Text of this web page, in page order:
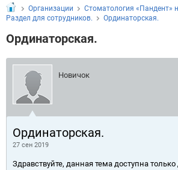
Организации Стоматология «Пандент»
Раздел для сотрудников.
Ординаторская.
Ординаторская.
Новичок
Ординаторская.
27 сен 2019
Здравствуйте, данная тема доступна